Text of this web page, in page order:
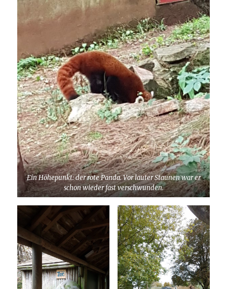
Ein Höhepunkt: der rote Panda. Vor lauter Staunen war er
schon wieder fast verschwunden.